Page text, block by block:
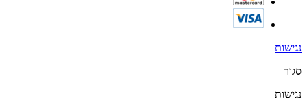
נגישות
סגור
נגישות